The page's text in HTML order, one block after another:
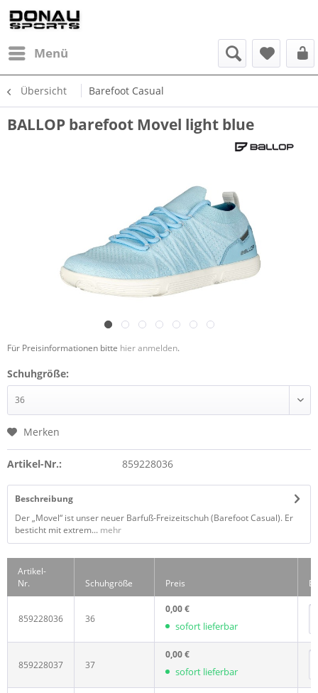
Menü
Übersicht Barefoot Casual
BALLOP barefoot Movel light blue
Für Preisinformationen bitte hier anmelden.
Schuhgröße:
Merken
Artikel-Nr.: 859228036
Beschreibung
Der „Movel“ ist unser neuer Barfuß-Freizeitschuh (Barefoot Casual). Er
besticht mit extrem... mehr
Artikel-
Nr.
Schuhgröße Preis
859228036 36
0,00 €
sofort lieferbar
859228037 37
0,00 €
sofort lieferbar